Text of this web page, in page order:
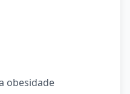
obesidade